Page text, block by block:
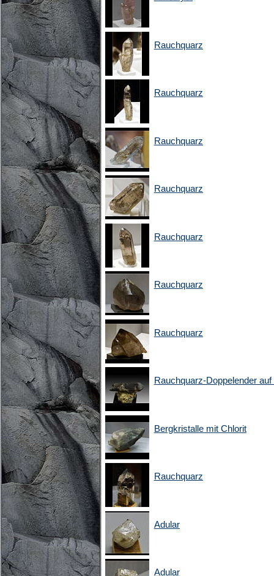
Rauchquarz
Rauchquarz
Rauchquarz
Rauchquarz
Rauchquarz
Rauchquarz
Rauchquarz
Rauchquarz-Doppelender
Bergkristalle mit Chlorit
Rauchquarz
Adular
Adular